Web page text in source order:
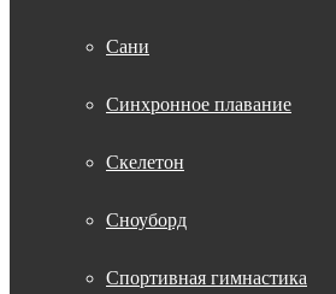
Сани
Синхронное плавание
Скелетон
Сноуборд
Спортивная гимнастика